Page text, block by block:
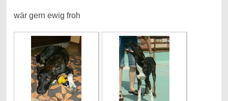
wär gern ewig froh